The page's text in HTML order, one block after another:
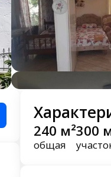
240 м²
общая
300